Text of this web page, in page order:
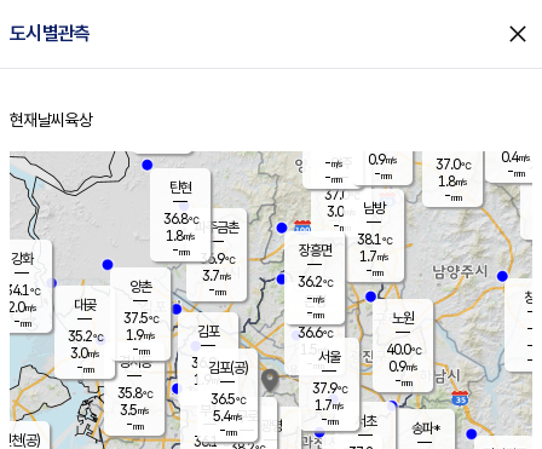
도시별관측 close
홈
현재날씨 육상
양주
37.0℃
3.0
-mm
경서동
35.8℃
3.5m/s
-mm
파주금촌
36.9℃
3.7m/s
-mm
37.0℃
1.8m/s
-mm
대곶
35.2℃
3.0m/s
-mm
창
-
-m/
-
탄현
36.8℃
1.8m/s
-mm
0.4m/s
-mm
김포
36.9℃
1.9 m/s
mm
광명
부천
36.1℃
양촌
37.5℃
1.9m/s
-mm
구로
은평
36.6℃
1.5 m/s
- mm
노원
40.0℃
0.9m/s
-mm
송파*
서초
남방
38.1℃
1.7m/s
-mm
장흥면
36.2℃
-m/s
-mm
-m/s
-mm
강화
34.1℃
2.0m/s
-mm
인천(공)
김포(공)
36.5℃
5.4m/s
-mm
서울
37.9℃
1.7m/s
-mm
0.9m/s
-mm